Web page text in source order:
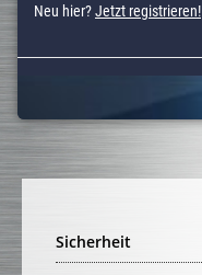
Neu hier?Jetzt registrieren!
Sicherheit